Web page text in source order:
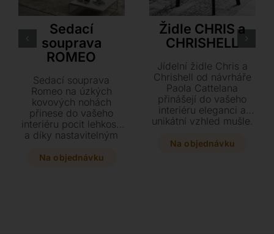
Sedací
souprava
ROMEO
Sedací souprava
Romeo na úzkých
kovových nohách
přinese do vašeho
interiéru pocit lehkosti
a díky nastavitelným
maximálně komfortní
Na objednávku
Židle CHRIS a
CHRISHELL
Jídelní židle Chris a
Chrishell od návrháře
Paola Cattelana
přinášejí do vašeho
interiéru eleganci a
unikátní vzhled mušle.
nabídky podnoží z
Na objednávku